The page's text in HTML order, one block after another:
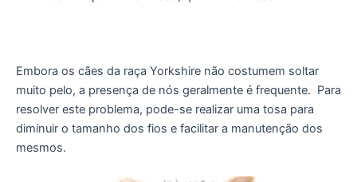
Embora os cães da raça Yorkshire não costumem soltar
muito pelo, a presença de nós geralmente é frequente. Para
resolver este problema, pode-se realizar uma tosa para
diminuir o tamanho dos fios e facilitar a manutenção dos
mesmos.